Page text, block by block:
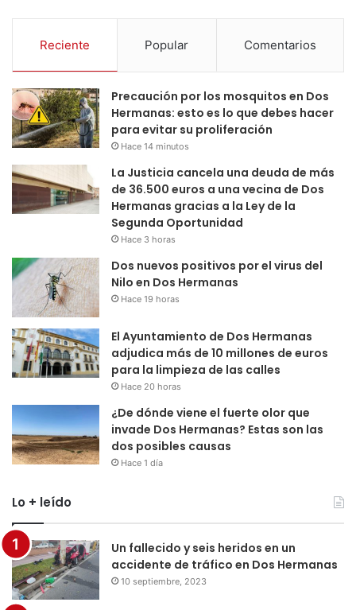
Reciente Popular Comentarios
Precaución por los mosquitos en Dos
Hermanas: esto es lo que debes hacer
para evitar su proliferación
Hace 14 minutos
La Justicia cancela una deuda de más
de 36.500 euros a una vecina de Dos
Hermanas gracias a la Ley de la
Segunda Oportunidad
Hace 3 horas
Dos nuevos positivos por el virus del
Nilo en Dos Hermanas
Hace 19 horas
El Ayuntamiento de Dos Hermanas
adjudica más de 10 millones de euros
para la limpieza de las calles
Hace 20 horas
¿De dónde viene el fuerte olor que
invade Dos Hermanas? Estas son las
dos posibles causas
Hace 1 día
Lo + leído
Un fallecido y seis heridos en un
accidente de tráfico en Dos Hermanas
10 septiembre, 2023